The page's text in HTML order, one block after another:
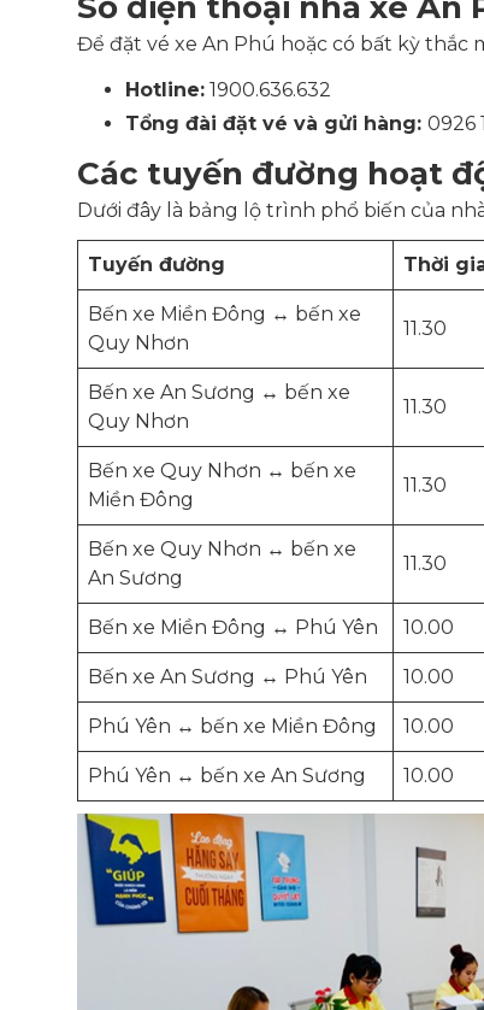
Để đặt vé xe An Phú hoặc có bất kỳ thắc
Hotline: 1900.636.632
Tổng đài đặt vé và gửi hàng: 0926
Các tuyến đường hoạt
Dưới đây là bảng lộ trình phổ biến của
Tuyến đường Thời
Bến xe Miền Đông ↔ bến xe
Quy Nhơn
11.30
Bến xe An Sương ↔ bến xe
Quy Nhơn
11.30
Bến xe Quy Nhơn ↔ bến xe
Miền Đông
11.30
Bến xe Quy Nhơn ↔ bến xe
An Sương
11.30
Bến xe Miền Đông ↔ Phú Yên 10.00
Bến xe An Sương ↔ Phú Yên 10.00
Phú Yên ↔ bến xe Miền Đông 10.00
Phú Yên ↔ bến xe An Sương 10.00